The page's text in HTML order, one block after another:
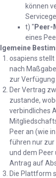
können
t) " Peer-
eines
osapiens
nach
zur Verfügung
Der Vertrag
zustande,
verbindliches
Peer an (wie
führen nur
und dem Peer
Antrag auf
Die Plattform